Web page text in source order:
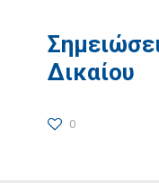
Δικαίου
0